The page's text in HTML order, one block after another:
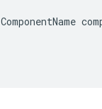
ComponentName